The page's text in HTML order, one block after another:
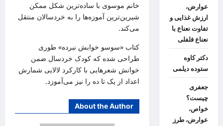
خانم موسوی با ساده‌ترین شکل ممکن
شیرین‌ترین آموزه‌ها را به خردسالان منتقل
می‌کند.
کتاب «سوسو خوابش نبرده» طوری
طراحی شده که کودک خردسال ضمن
خوانش شعرهایی با کارکرد لالایی شمارش
اعداد از یک تا ده را نیز می‌آموزد.
About the Author
عوارض،
ارزش غذایی و
تفاوت نعناع با
نعناع فلفلی
دکتر کاوه
ستوده دیلمی
جعفری
چیست؟
خواص،
عوارض، طرز